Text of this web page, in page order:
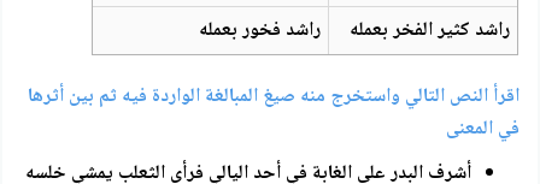
راشد كثير الفخر بعمله
راشد فخور بعمله
اقرأ النص التالي واستخرج منه صيغ المبالغة الواردة فيه ثم بين أثرها
في المعنى
أشرف البدر على الغابة في أحد اليالي فرأى الثعلب يمشي خلسه